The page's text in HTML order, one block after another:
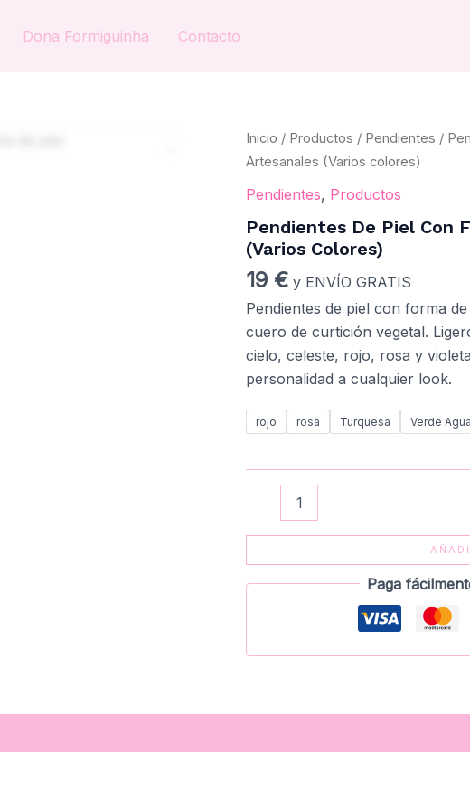
Dona Formiguinha Contacto
Inicio / Productos / Pendientes /
Artesanales (Varios colores)
Pendientes, Productos
Pendientes De Piel Con
(Varios Colores)
19 € y ENVÍO GRATIS
Pendientes de piel con forma
cuero de curtición vegetal.
cielo, celeste, rojo, rosa y
personalidad a cualquier look.
rojo rosa Turquesa Verde Agua
Pendientes
Piel
con
de
Pez
Artesanales
(Varios
cantidad
Paga